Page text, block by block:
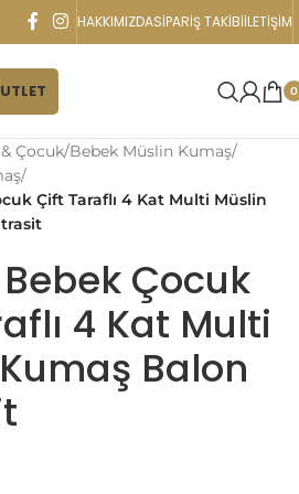
HAKKIMIZDASIPARIŞ TAKIBIİLETIŞIM
0
Çocuk/Bebek Müslin Kumaş/
/
Çift Taraflı 4 Kat Multi Müslin
Çocuk
4 Kat Multi
Balon